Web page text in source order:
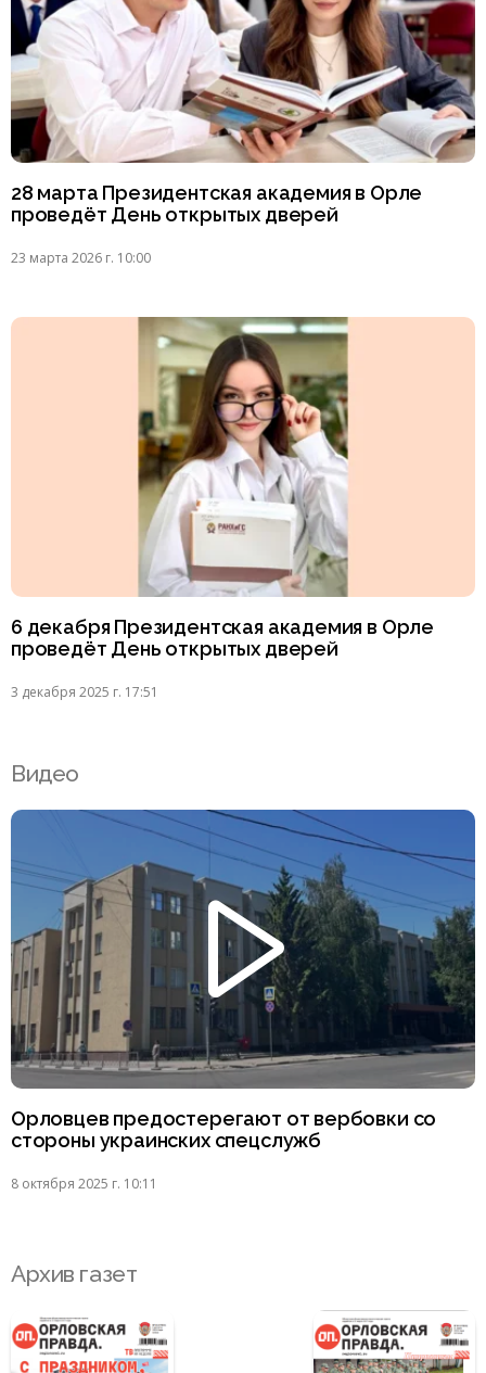
28 марта Президентская академия в Орле
проведёт День открытых дверей
23 марта 2026 г. 10:00
6 декабря Президентская академия в Орле
проведёт День открытых дверей
3 декабря 2025 г. 17:51
Видео
Орловцев предостерегают от вербовки со
стороны украинских спецслужб
8 октября 2025 г. 10:11
Архив газет